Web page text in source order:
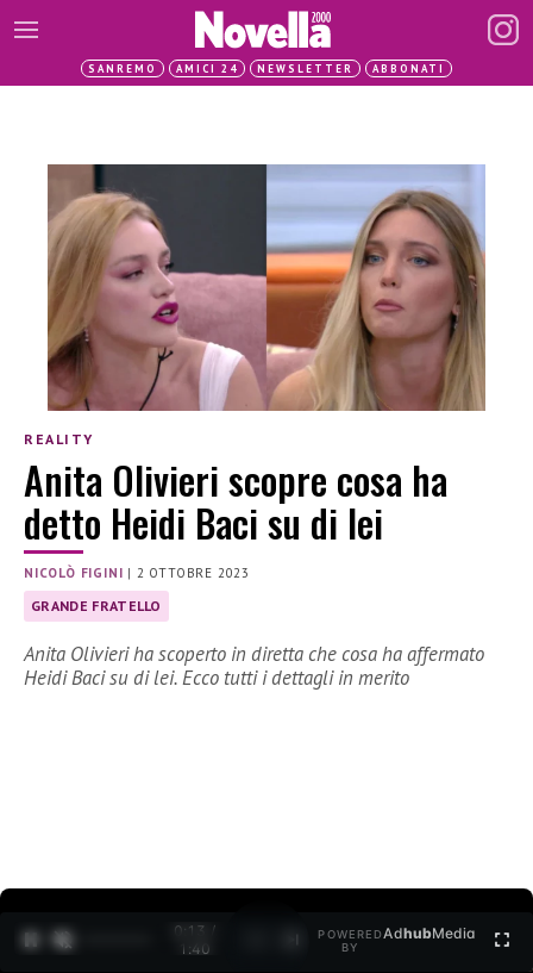
SANREMO AMICI 24 NEWSLETTER ABBONATI
REALITY
Anita Olivieri scopre cosa ha
detto Heidi Baci su di lei
NICOLÒ FIGINI | 2 OTTOBRE 2023
GRANDE FRATELLO
Anita Olivieri ha scoperto in diretta che cosa ha affermato
Heidi Baci su di lei. Ecco tutti i dettagli in merito
0:14 /
1:40
POWERED
BY
AdhubMedia